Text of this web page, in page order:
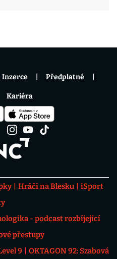
Hráči na Blesku
iSport
- podcast rozbíjející
přestupy
9
OKTAGON 92: Szabová
Inzerce Předplatné
Kariéra